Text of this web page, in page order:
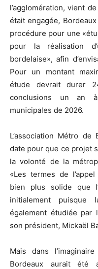
l’agglomération, vient
était engagée,
procédure pour une
pour la réalisation
bordelaise», afin
Pour un montant
étude devrait durer
conclusions un an
municipales de 2026.
L’association Métro
date pour que ce projet
la volonté de la
«Les termes de
bien plus solide que
initialement
également étudiée par
son président, Mickaël
Mais dans
Bordeaux aurait été